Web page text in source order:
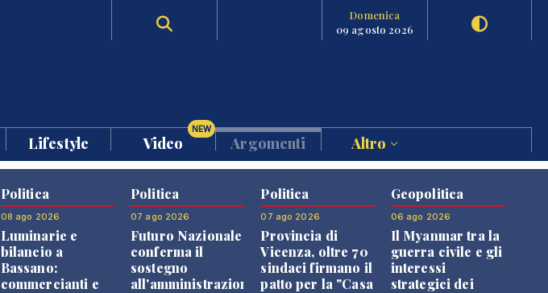
Domenica
09 agosto 2026
Lifestyle Video
NEW
Argomenti Altro
Politica
08 ago 2026
Luminarie e
bilancio a
Bassano:
commercianti e
Politica
07 ago 2026
Futuro Nazionale
conferma il
sostegno
all'amministrazione
Politica
07 ago 2026
Provincia di
Vicenza, oltre 70
sindaci firmano il
patto per la "Casa
Geopolitica
06 ago 2026
Il Myanmar tra la
guerra civile e gli
interessi
strategici dei